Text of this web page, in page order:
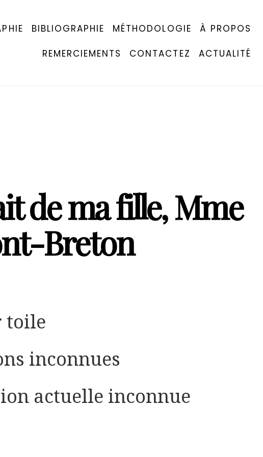
BIBLIOGRAPHIE MÉTHODOLOGIE À PROPOS
REMERCIEMENTS CONTACTEZ ACTUALITÉ
de ma fille, Mme
Breton
toile
inconnues
actuelle inconnue